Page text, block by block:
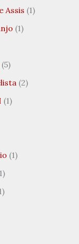
Assis (1)
(1)
(2)
(1)
(1)